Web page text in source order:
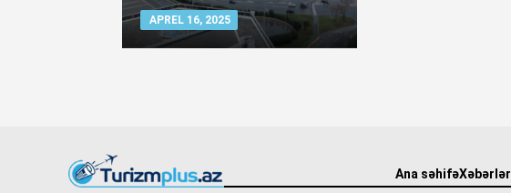
APREL 16, 2025
Ana səhifəXəbərlər